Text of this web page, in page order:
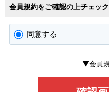
会員規約をご確認の上チェッ
同意する
▼会員